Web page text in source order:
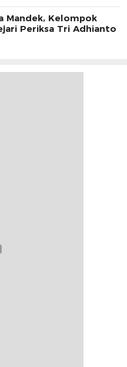
Mandek, Kelompok
Periksa Tri Adhianto